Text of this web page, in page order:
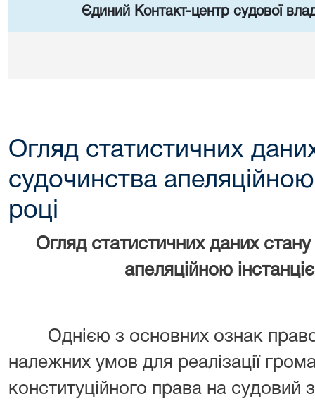
Єдиний Контакт-центр судової
Огляд статистичних
судочинства
році
Огляд статистичних даних
апеляційною
Однією з основних ознак
належних умов для реалізації
конституційного права на судовий